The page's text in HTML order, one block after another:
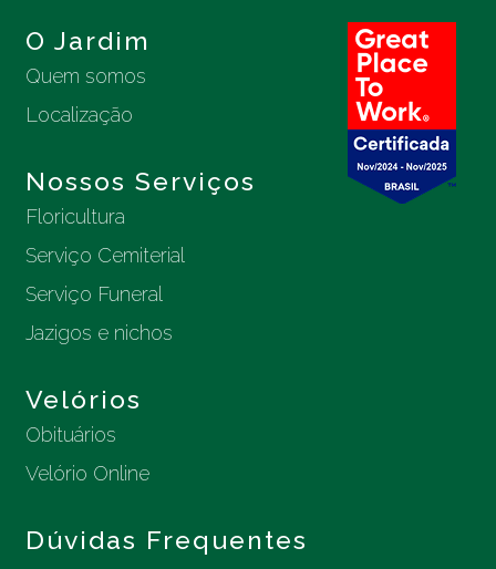
O Jardim
Quem somos
Localização
Nossos Serviços
Floricultura
Serviço Cemiterial
Serviço Funeral
Jazigos e nichos
Velórios
Obituários
Velório Online
Dúvidas Frequentes